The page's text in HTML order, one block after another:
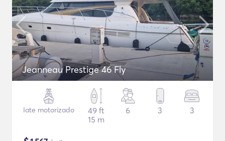
Jeanneau Prestige 46 Fly
Iate motorizado
49 ft
15 m
6 3 3